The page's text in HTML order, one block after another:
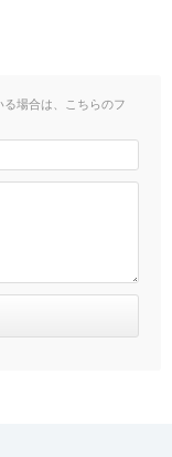
場合は、こちらのフ